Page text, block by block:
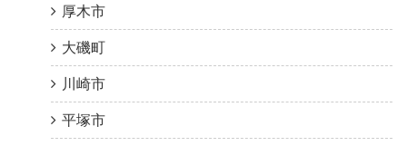
厚木市
大磯町
川崎市
平塚市